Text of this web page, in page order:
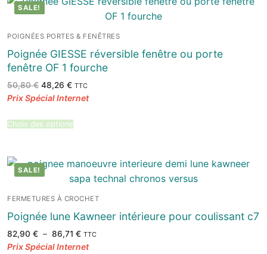
SALE!
POIGNÉES PORTES & FENÊTRES
Poignée GIESSE réversible fenêtre ou porte
fenêtre OF 1 fourche
50,80€ Le
prix
initial
48,26 €Le
actuel
TTC
Choix des options
SALE!
FERMETURES À CROCHET
Poignée lune Kawneer intérieure pour coulissant c7
82,90 € – 86,71 €Plage
prix :
TTC